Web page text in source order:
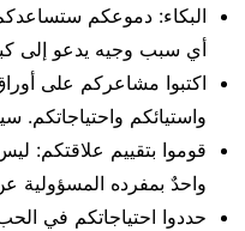
البكاء: دموعكم
أي سبب وجيه يدعو إلى
اكتبوا مشاعركم على
واستيائكم واحتياجاتكم.
قوموا بتقييم
واحدٌ بمفرده المسؤولية
حددوا احتياجاتكم في